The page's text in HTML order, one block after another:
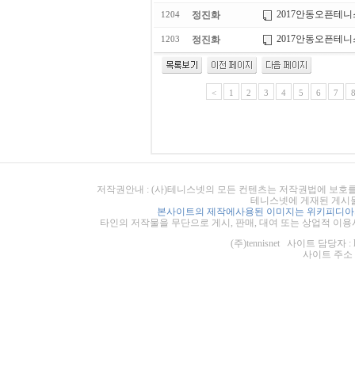
1204 정진화 2017안동오픈테
1203 정진화 2017안동오픈테
< 1 2 3 4 5 6 7 8
저작권안내 : (사)테니스넷의 모든 컨텐츠는 저작권법에 보
테니스넷에 게재된 게시
본사이트의 제작에사용된 이미지는 위키피디
타인의 저작물을 무단으로 게시, 판매, 대여 또는 상업적 이
(주)tennisnet 사이트 담당자 :
사이트 주